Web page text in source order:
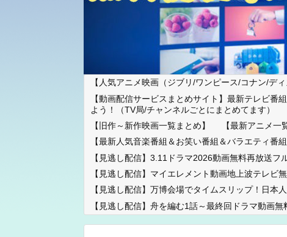
【人気アニメ映画（ジブリ/ワンピース/コナン/デ
【動画配信サービスまとめサイト】最新テレビ
よう！（TV局/チャンネルごとにまとめてます）
【旧作～新作映画一覧まとめ】
【最新アニメ一
【最新人気音楽番組＆お笑い番組＆バラエティ番
【見逃し配信】3.11ドラマ2026動画無料再放送
【見逃し配信】マイエレメント動画地上波テレビ
【見逃し配信】万博会場でタイムスリップ！日本
【見逃し配信】舟を編む1話～最終回ドラマ動画